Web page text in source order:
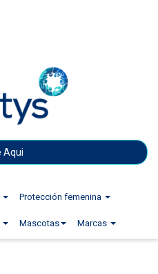
Protección femenina
Mascotas Marcas